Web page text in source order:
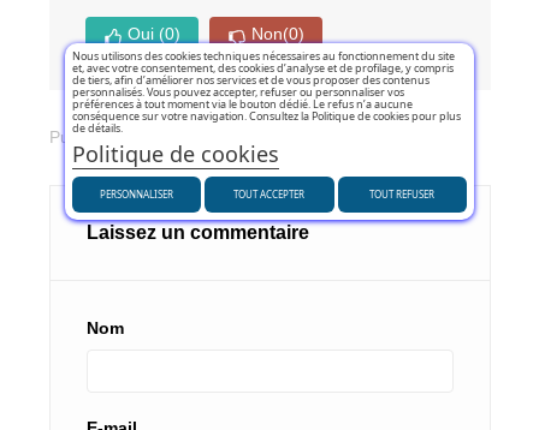
Oui (0) Non(0)
Publié dans:
Laissez un commentaire
Nom
Nous utilisons des cookies techniques nécessaires au fonctionnement du site
et, avec votre consentement, des cookies d’analyse et de profilage, y compris
de tiers, afin d’améliorer nos services et de vous proposer des contenus
personnalisés. Vous pouvez accepter, refuser ou personnaliser vos
préférences à tout moment via le bouton dédié. Le refus n’a aucune
conséquence sur votre navigation. Consultez la Politique de cookies pour plus
de détails.
Politique de cookies
PERSONNALISER TOUT REFUSER
TOUT ACCEPTER